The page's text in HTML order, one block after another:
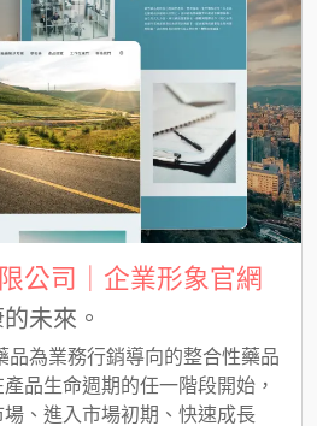
公司｜企業形象官網
未來。
品為業務行銷導向的整合性藥品
品生命週期的任一階段開始，
、進入市場初期、快速成長